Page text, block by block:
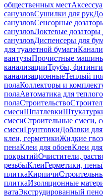
общественных мест
санузловСушилки для рук
санузловСенсорные
санузловЛоктевые
санузловДиспенсеры для
для туалетной бумаги
вантузыПрочистные
канализацииТрубы,
канализационныеТеплый
полаКоллекторы и
полаАвтоматика для теплого
полаСтроительство
смесиШпатлевки
смесиСтроительные смеси,
смесиГрунтовкиДобавки
клеи, герметикиЖидкие
пенаКлеи для обоевКлеи
покрытийОчистители,
резьбыКлеиГерметики, пены
плиткаКирпичи
плиткаИзоляционные
ватаЭкструдированный